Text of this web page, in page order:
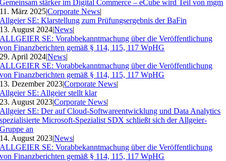
Gemeinsam stärker im Digital Commerce – eCube wird Teil von mgm
11. März 2025|Corporate News|
Allgeier SE: Klarstellung zum Prüfungsergebnis der BaFin
13. August 2024|News|
ALLGEIER SE: Vorabbekanntmachung über die Veröffentlichung
von Finanzberichten gemäß § 114, 115, 117 WpHG
29. April 2024|News|
ALLGEIER SE: Vorabbekanntmachung über die Veröffentlichung
von Finanzberichten gemäß § 114, 115, 117 WpHG
13. Dezember 2023|Corporate News|
Allgeier SE: Allgeier stellt klar
23. August 2023|Corporate News|
Allgeier SE: Der auf Cloud-Softwareentwicklung und Data Analytics
spezialisierte Microsoft-Spezialist SDX schließt sich der Allgeier-
Gruppe an
14. August 2023|News|
ALLGEIER SE: Vorabbekanntmachung über die Veröffentlichung
von Finanzberichten gemäß § 114, 115, 117 WpHG